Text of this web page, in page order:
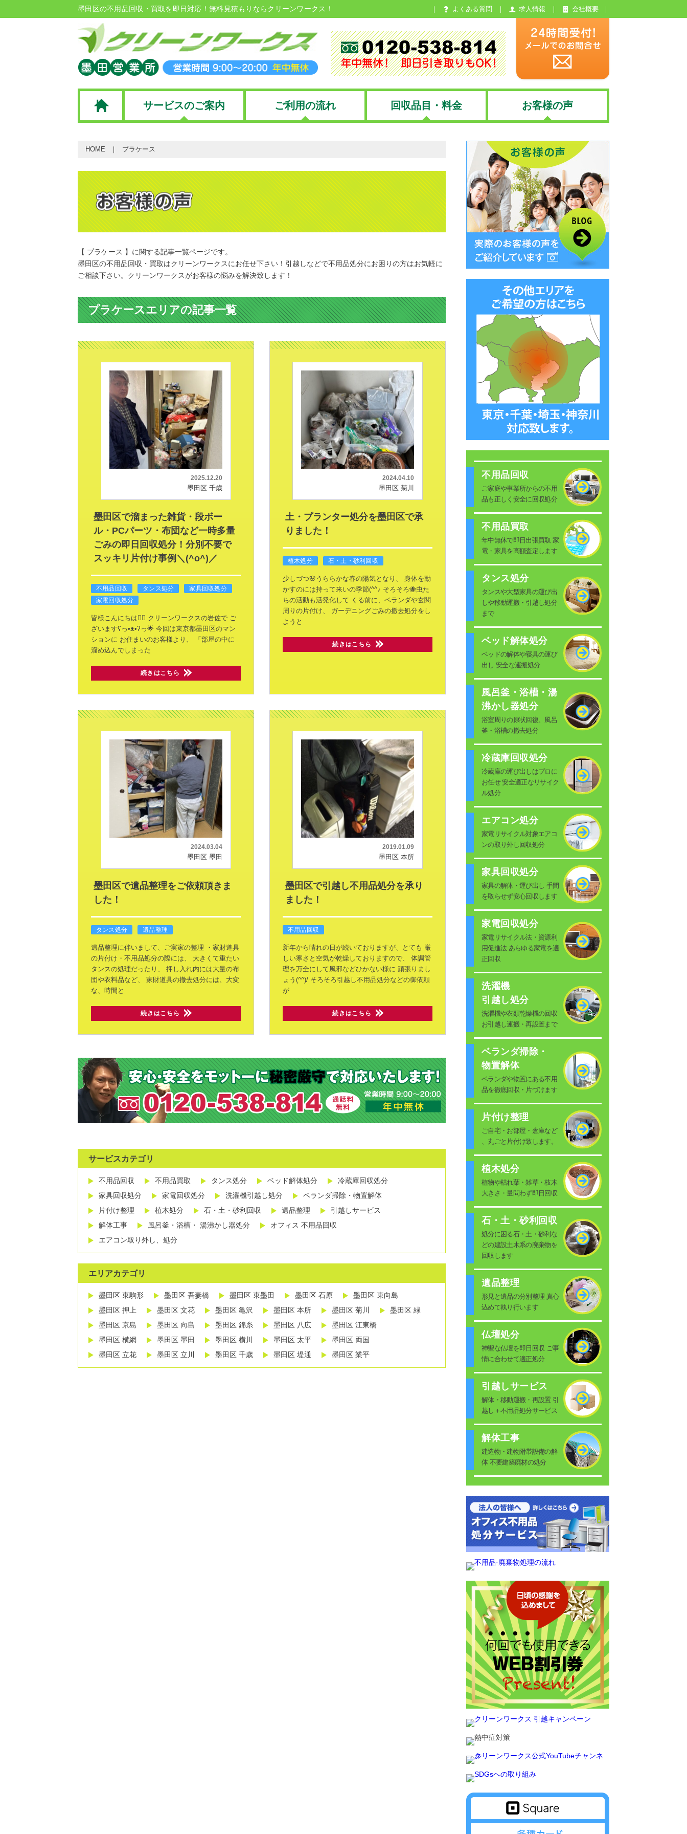
墨田区の不用品回収・買取を即日対応！無料見積もりならクリーンワークス！ よくある質問 求人情報 会社概要
サービスのご案内 ご利用の流れ 回収品目・料金 お客様の声
HOME プラケース
【 プラケース 】に関する記事一覧ページです。
墨田区の不用品回収・買取はクリーンワークスにお任せ下さい！引越しなどで不用品処分にお困りの方はお気軽に
ご相談下さい。クリーンワークスがお客様の悩みを解決致します！
プラケースエリアの記事一覧
2025.12.20
墨田区 千歳
墨田区で溜まった雑貨・段ボー
ル・PCパーツ・布団など一時多量
ごみの即日回収処分！分別不要で
スッキリ片付け事例＼(^o^)／
不用品回収 タンス処分
家具回収処分
家電回収処分
皆様こんにちは🙂‍↕️ クリーンワークスの岩佐で ご
ざいますʕ⁠っ⁠•⁠ᴥ⁠•⁠ʔ⁠っ🌟 今回は東京都墨田区のマン
ションに お住まいのお客様より、
「部屋の中に
溜め込んでしまった
続きはこちら
2024.04.10
墨田区 菊川
土・プランター処分を墨田区で承
りました！
植木処分 石・土・砂利回収
少しづつ🌸うららかな春の陽気となり、
身体を動
かすのには持って来いの季節(^^♪ そろそろ🐝虫た
ちの活動も活発化して くる前に、ベランダや玄関
周りの片付け、
ガーデニングごみの撤去処分をし
ようと
続きはこちら
2024.03.04
墨田区 墨田
墨田区で遺品整理をご依頼頂きま
した！
タンス処分 遺品整理
遺品整理に伴いまして、ご実家の整理 ・家財道具
の片付け・不用品処分の際には、
大きくて重たい
タンスの処理だったり、
押し入れ内には大量の布
団や衣料品など、
家財道具の撤去処分には、大変
な、時間と
続きはこちら
2019.01.09
墨田区 本所
墨田区で引越し不用品処分を承り
ました！
不用品回収
新年から晴れの日が続いておりますが、とても 厳
しい寒さと空気が乾燥しておりますので、
体調管
理を万全にして風邪などひかない様に 頑張りまし
ょう(^^)/ そろそろ引越し不用品処分などの御依頼
が
続きはこちら
サービスカテゴリ
不用品回収 不用品買取 タンス処分 ベッド解体処分
冷蔵庫回収処分
家具回収処分
家電回収処分 洗濯機引越し処分
ベランダ掃除・物置解体
片付け整理
植木処分 石・土・砂利回収 遺品整理
引越しサービス
解体工事
風呂釜・浴槽・ 湯沸かし器処分
オフィス 不用品回収
エアコン取り外し、処分
エリアカテゴリ
墨田区 東駒形 墨田区 吾妻橋 墨田区 東墨田 墨田区 石原
墨田区 東向島
墨田区 押上
墨田区 文花 墨田区 亀沢 墨田区 本所 墨田区 菊川
墨田区 緑
墨田区 京島
墨田区 向島 墨田区 錦糸 墨田区 八広
墨田区 江東橋
墨田区 横網
墨田区 墨田 墨田区 横川 墨田区 太平
墨田区 両国
墨田区 立花
墨田区 立川 墨田区 千歳 墨田区 堤通 墨田区 業平
不用品回収
ご家庭や事業所からの不用
品も正しく安全に回収処分
不用品買取
年中無休で即日出張買取 家
電・家具を高額査定します
タンス処分
タンスや大型家具の運び出
しや移動運搬・引越し処分
まで
ベッド解体処分
ベッドの解体や寝具の運び
出し 安全な運搬処分
風呂釜・浴槽・湯
沸かし器処分
浴室周りの原状回復、風呂
釜・浴槽の撤去処分
冷蔵庫回収処分
冷蔵庫の運び出しはプロに
お任せ 安全適正なリサイク
ル処分
エアコン処分
家電リサイクル対象エアコ
ンの取り外し回収処分
家具回収処分
家具の解体・運び出し 手間
を取らせず安心回収します
家電回収処分
家電リサイクル法・資源利
用促進法 あらゆる家電を適
正回収
洗濯機
引越し処分
洗濯機や衣類乾燥機の回収
お引越し運搬・再設置まで
ベランダ掃除・
物置解体
ベランダや物置にある不用
品を徹底回収・片づけます
片付け整理
ご自宅・お部屋・倉庫など
、丸ごと片付け致します。
植木処分
植物や枯れ葉・雑草・枝木
大きさ・量問わず即日回収
石・土・砂利回収
処分に困る石・土・砂利な
どの建設土木系の廃棄物を
回収します
遺品整理
形見と遺品の分別整理 真心
込めて執り行います
仏壇処分
神聖な仏壇を即日回収 ご事
情に合わせて適正処分
引越しサービス
解体・移動運搬・再設置 引
越し＋不用品処分サービス
解体工事
建造物・建物附帯設備の解
体 不要建築廃材の処分